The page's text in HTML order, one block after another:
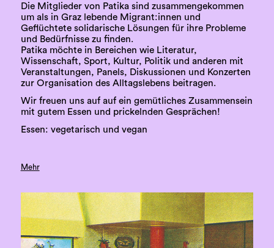
Die Mitglieder von Patika sind zusammengekommen
um als in Graz lebende Migrant:innen und
Geflüchtete solidarische Lösungen für ihre Probleme
und Bedürfnisse zu finden.
Patika möchte in Bereichen wie Literatur,
Wissenschaft, Sport, Kultur, Politik und anderen mit
Veranstaltungen, Panels, Diskussionen und Konzerten
zur Organisation des Alltagslebens beitragen.
Wir freuen uns auf auf ein gemütliches Zusammensein
mit gutem Essen und prickelnden Gesprächen!
Essen: vegetarisch und vegan
Mehr